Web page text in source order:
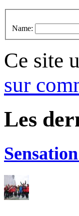
Name:
Ce site
sur
Les